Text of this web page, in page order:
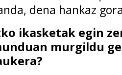
dena hankaz
ikasketak egin
murgildu